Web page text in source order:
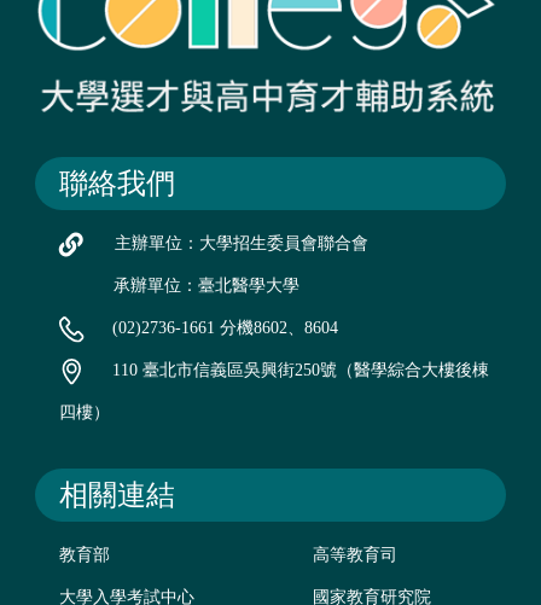
聯絡我們
主辦單位：大學招生委員會聯合會
承辦單位：臺北醫學大學
(02)2736-1661 分機8602、8604
110 臺北市信義區吳興街250號（醫學綜合大樓後棟
四樓）
相關連結
教育部 高等教育司
大學入學考試中心 國家教育研究院